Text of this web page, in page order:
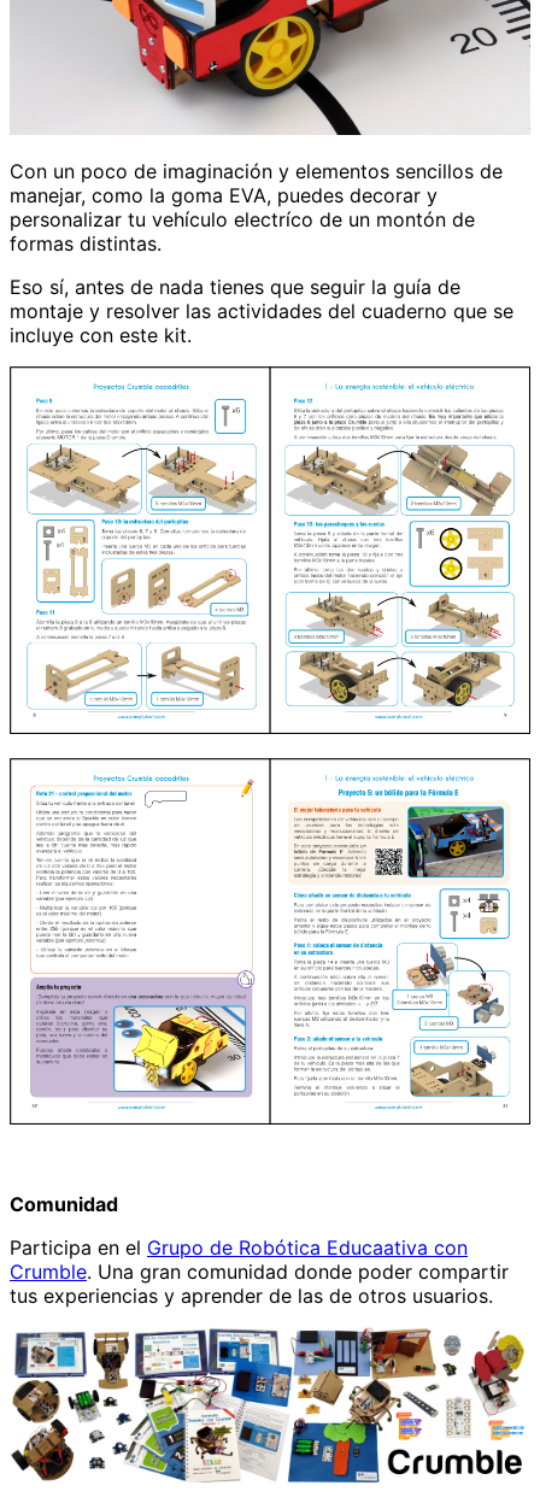
Con un poco de imaginación y elementos sencillos de
manejar, como la goma EVA, puedes decorar y
personalizar tu vehículo electríco de un montón de
formas distintas.
Eso sí, antes de nada tienes que seguir la guía de
montaje y resolver las actividades del cuaderno que se
incluye con este kit.
Comunidad
Participa en el Grupo de Robótica Educaativa con
Crumble. Una gran comunidad donde poder compartir
tus experiencias y aprender de las de otros usuarios.